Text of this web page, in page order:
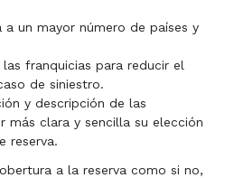
a un mayor número de países y
franquicias para reducir el
de siniestro.
y descripción de las
más clara y sencilla su elección
reserva.
a la reserva como si no,